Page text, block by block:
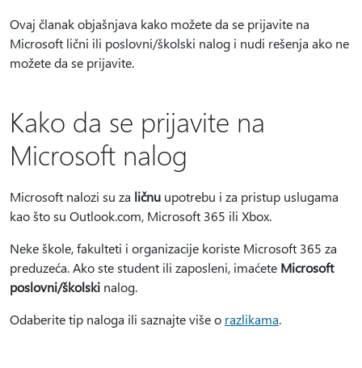
Ovaj članak objašnjava kako možete da se prijavite na
Microsoft lični ili poslovni/školski nalog i nudi rešenja ako ne
možete da se prijavite.
Kako da se prijavite na
Microsoft nalog
Microsoft nalozi su za ličnu upotrebu i za pristup uslugama
kao što su Outlook.com, Microsoft 365 ili Xbox.
Neke škole, fakulteti i organizacije koriste Microsoft 365 za
preduzeća. Ako ste student ili zaposleni, imaćete Microsoft
poslovni/školski nalog.
Odaberite tip naloga ili saznajte više o razlikama.